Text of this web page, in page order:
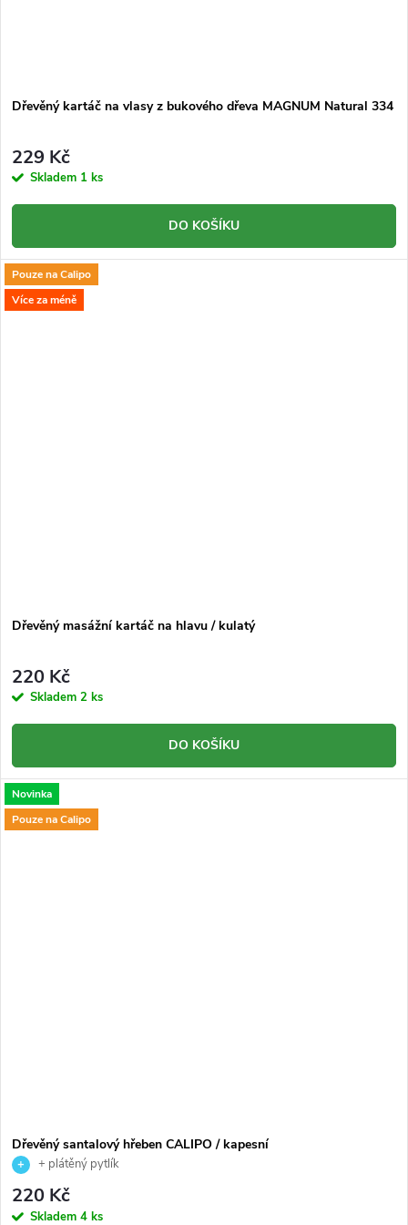
Dřevěný kartáč na vlasy z bukového dřeva MAGNUM Natural 334
229 Kč
Skladem 1 ks
DO KOŠÍKU
Pouze na Calipo
Více za méně
Dřevěný masážní kartáč na hlavu / kulatý
220 Kč
Skladem 2 ks
DO KOŠÍKU
Novinka
Pouze na Calipo
Dřevěný santalový hřeben CALIPO / kapesní
+ plátěný pytlík
220 Kč
Skladem 4 ks